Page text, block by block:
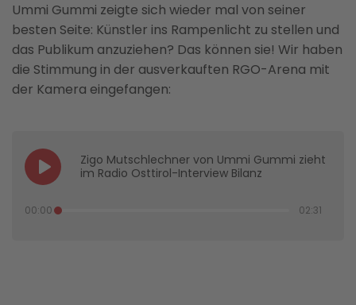
Ummi Gummi zeigte sich wieder mal von seiner
besten Seite: Künstler ins Rampenlicht zu stellen und
das Publikum anzuziehen? Das können sie! Wir haben
die Stimmung in der ausverkauften RGO-Arena mit
der Kamera eingefangen:
Zigo Mutschlechner von Ummi Gummi zieht
im Radio Osttirol-Interview Bilanz
00:00 02:31